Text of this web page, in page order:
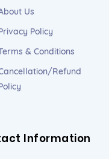
Us
Policy
& Conditions
Refund
Information